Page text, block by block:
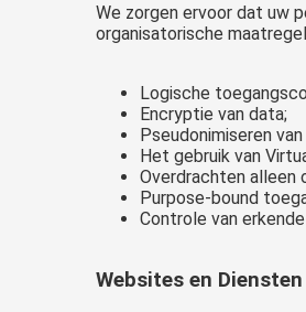
We zorgen ervoor dat uw
organisatorische
Logische
Encryptie van data;
Pseudonimiseren
Het gebruik van
Overdrachten alleen
Purpose-bound
Controle van
Websites en